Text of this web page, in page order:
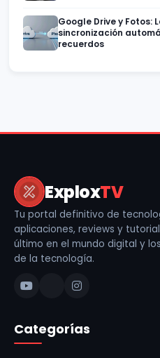
Google Drive y
sincronización
recuerdos
ExploxTV
Tu portal definitivo de
aplicaciones, reviews y
último en el mundo digital y
de la tecnología.
Categorías